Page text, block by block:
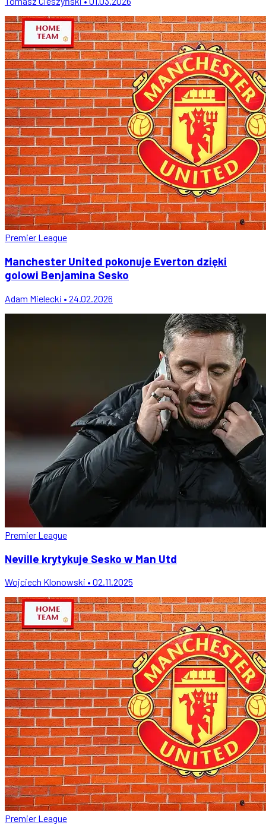
Premier League
Manchester United pokonuje Everton dzięki
golowi Benjamina Sesko
Adam Mielecki • 24.02.2026
Premier League
Neville krytykuje Sesko w Man Utd
Wojciech Klonowski • 02.11.2025
Premier League